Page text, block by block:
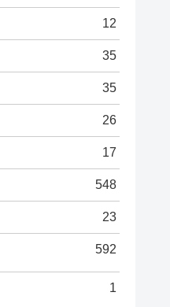
12
35
35
26
17
548
23
592
1